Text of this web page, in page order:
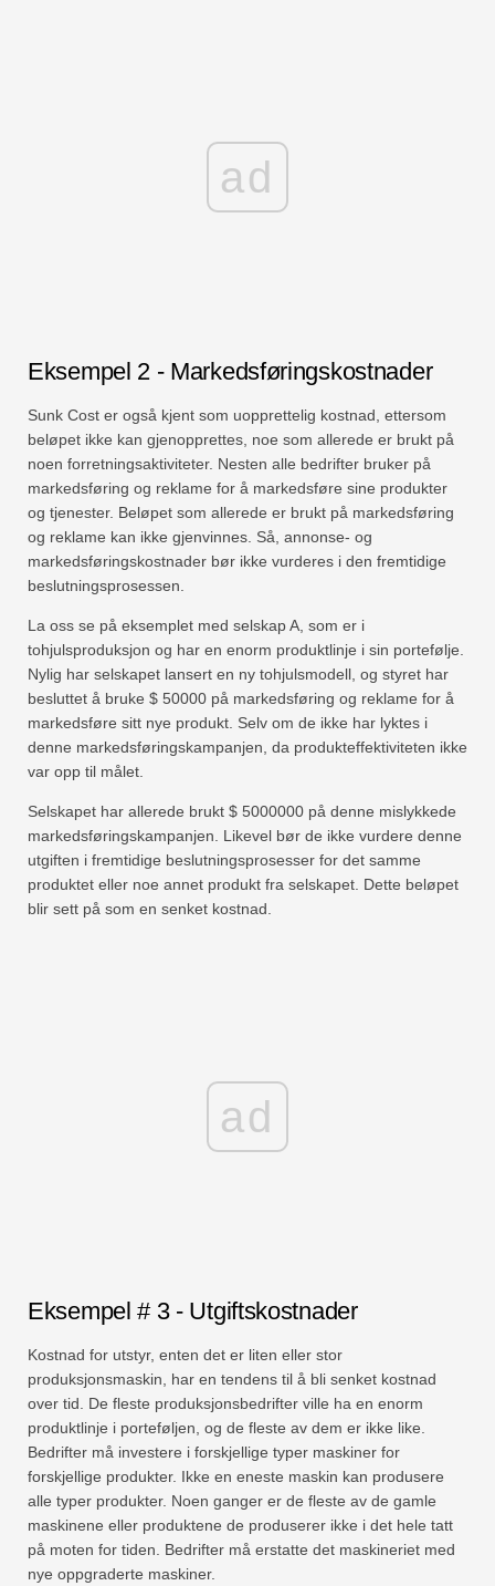
ad
Eksempel 2 - Markedsføringskostnader
Sunk Cost er også kjent som uopprettelig kostnad, ettersom
beløpet ikke kan gjenopprettes, noe som allerede er brukt på
noen forretningsaktiviteter. Nesten alle bedrifter bruker på
markedsføring og reklame for å markedsføre sine produkter
og tjenester. Beløpet som allerede er brukt på markedsføring
og reklame kan ikke gjenvinnes. Så, annonse- og
markedsføringskostnader bør ikke vurderes i den fremtidige
beslutningsprosessen.
La oss se på eksemplet med selskap A, som er i
tohjulsproduksjon og har en enorm produktlinje i sin portefølje.
Nylig har selskapet lansert en ny tohjulsmodell, og styret har
besluttet å bruke $ 50000 på markedsføring og reklame for å
markedsføre sitt nye produkt. Selv om de ikke har lyktes i
denne markedsføringskampanjen, da produkteffektiviteten ikke
var opp til målet.
Selskapet har allerede brukt $ 5000000 på denne mislykkede
markedsføringskampanjen. Likevel bør de ikke vurdere denne
utgiften i fremtidige beslutningsprosesser for det samme
produktet eller noe annet produkt fra selskapet. Dette beløpet
blir sett på som en senket kostnad.
ad
Eksempel # 3 - Utgiftskostnader
Kostnad for utstyr, enten det er liten eller stor
produksjonsmaskin, har en tendens til å bli senket kostnad
over tid. De fleste produksjonsbedrifter ville ha en enorm
produktlinje i porteføljen, og de fleste av dem er ikke like.
Bedrifter må investere i forskjellige typer maskiner for
forskjellige produkter. Ikke en eneste maskin kan produsere
alle typer produkter. Noen ganger er de fleste av de gamle
maskinene eller produktene de produserer ikke i det hele tatt
på moten for tiden. Bedrifter må erstatte det maskineriet med
nye oppgraderte maskiner.